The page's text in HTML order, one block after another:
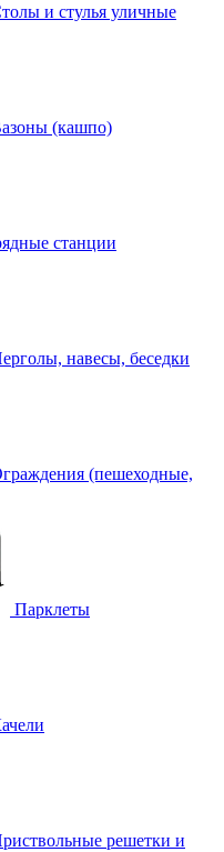
и стулья уличные
(кашпо)
станции
навесы, беседки
(пешеходные,
Парклеты
решетки и